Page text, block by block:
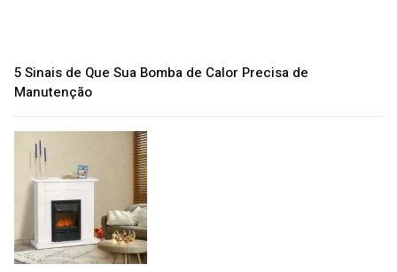
5 Sinais de Que Sua Bomba de Calor Precisa de
Manutenção